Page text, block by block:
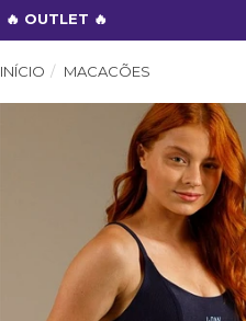
🔥 OUTLET 🔥
INÍCIO MACACÕES